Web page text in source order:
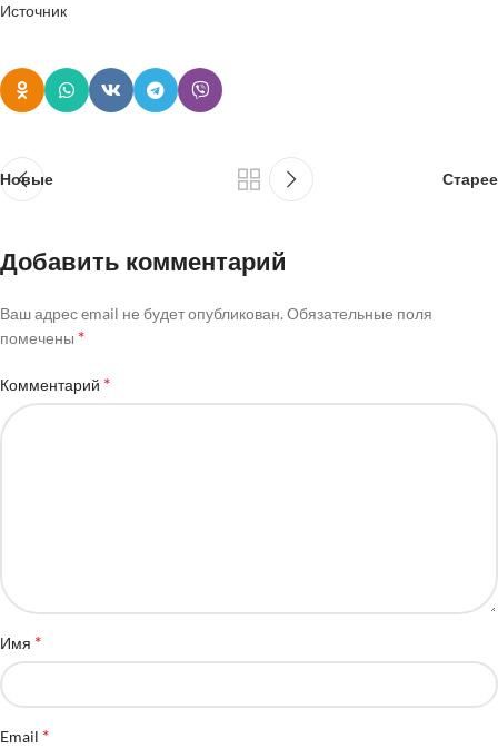
Источник
Новые Старее
Добавить комментарий
Ваш адрес email не будет опубликован. Обязательные поля
помечены *
Комментарий *
Имя *
Email *